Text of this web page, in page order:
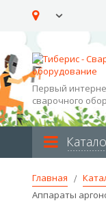
Первый
сварочного
Главная
Аппараты